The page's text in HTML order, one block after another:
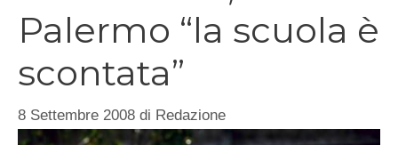
Palermo “la scuola è
scontata”
8 Settembre 2008 di Redazione